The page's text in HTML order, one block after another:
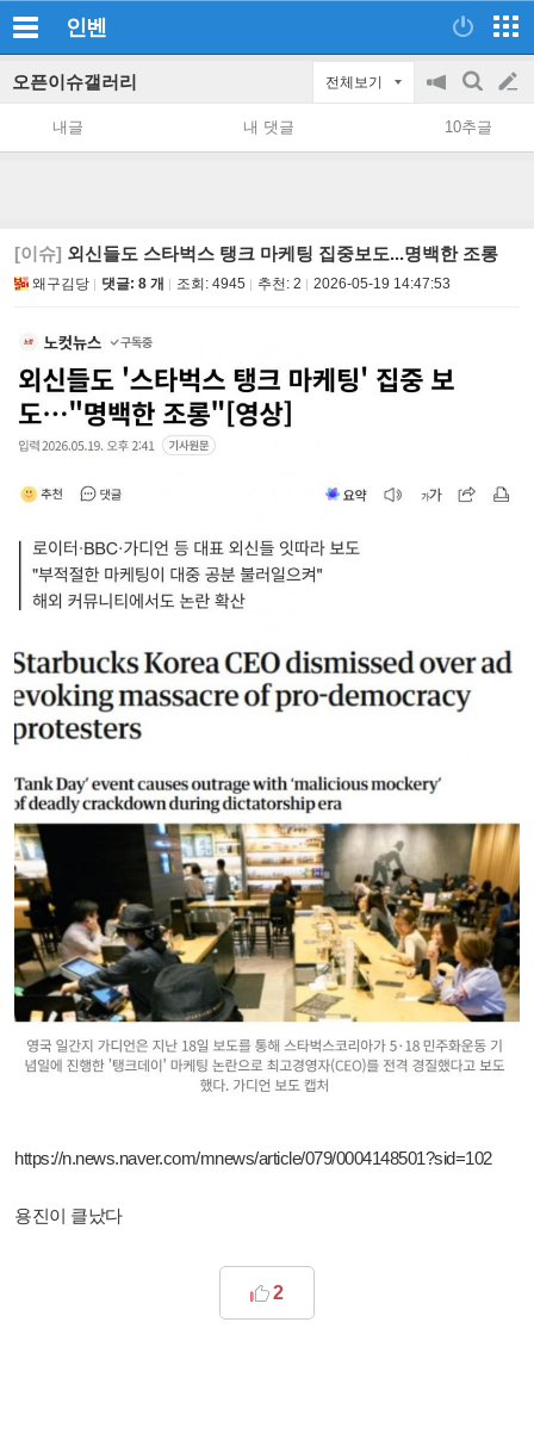
인벤
오픈이슈갤러리 전체보기
공
지
on/off
검
색
글
쓰
내글 내 댓글 10추글
[이슈] 외신들도 스타벅스 탱크 마케팅 집중보도...명백한 조롱
왜구김당 댓글: 8 개 조회: 4945 추천: 2 2026-05-19 14:47:53
https://n.news.naver.com/mnews/article/079/0004148501?sid=102
용진이 클났다
2